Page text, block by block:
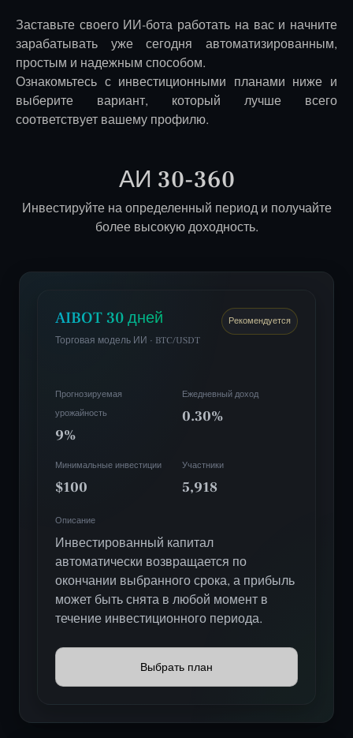
Заставьте своего ИИ-бота работать на вас и начните
зарабатывать уже сегодня автоматизированным,
простым и надежным способом.
Ознакомьтесь с инвестиционными планами ниже и
выберите вариант, который лучше всего
соответствует вашему профилю.
АИ 30-360
Инвестируйте на определенный период и получайте
более высокую доходность.
AIBOT 30 дней
Торговая модель ИИ · BTC/USDT
Рекомендуется
Прогнозируемая
урожайность
9%
Ежедневный доход
0.30%
Минимальные инвестиции
$100
Участники
5,918
Описание
Инвестированный капитал
автоматически возвращается по
окончании выбранного срока, а прибыль
может быть снята в любой момент в
течение инвестиционного периода.
Выбрать план